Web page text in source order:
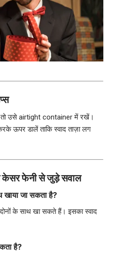
उसे airtight container में रखें।
ऊपर डालें ताकि स्वाद ताज़ा लग
केसर फेनी से जुड़े सवाल
जा सकता है?
के साथ खा सकते हैं। इसका स्वाद
है?